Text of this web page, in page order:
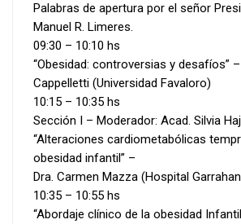
Palabras de apertura por el señor
Manuel R. Limeres.
09:30 – 10:10 hs
“Obesidad: controversias y desafíos”
Cappelletti (Universidad Favaloro)
10:15 – 10:35 hs
Sección I – Moderador: Acad. Silvia
“Alteraciones cardiometabólicas
obesidad infantil” –
Dra. Carmen Mazza (Hospital
10:35 – 10:55 hs
“Abordaje clínico de la obesidad